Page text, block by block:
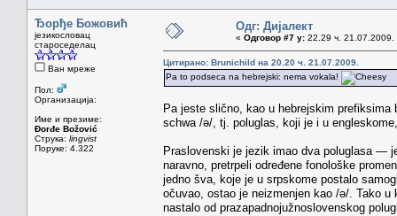
Ђорђе Божовић
језикословац
староседелац
Ван мреже
Пол:
Организација:
Име и презиме:
Đorđe Božović
Струка: lingvist
Поруке: 4.322
Одг: Дијалект
« Одговор #7 у: 22.29 ч. 21.07.2009.
Цитирано: Brunichild на 20.20 ч. 21.07.2009.
Pa to podseca na hebrejski: nema vokala!
Pa jeste slično, kao u hebrejskim
schwa /ə/, tj. poluglas, koji je i u
Praslovenski je jezik imao dva poluglasa —
naravno, pretrpeli određene fonološke
jedno šva, koje je u srpskome postalo
očuvao, ostao je neizmenjen kao /ə/. Tako
nastalo od prazapadnojužnoslovenskog